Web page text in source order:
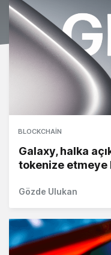
BLOCKCHAIN
Galaxy, halka
tokenize etmeye
Gözde Ulukan